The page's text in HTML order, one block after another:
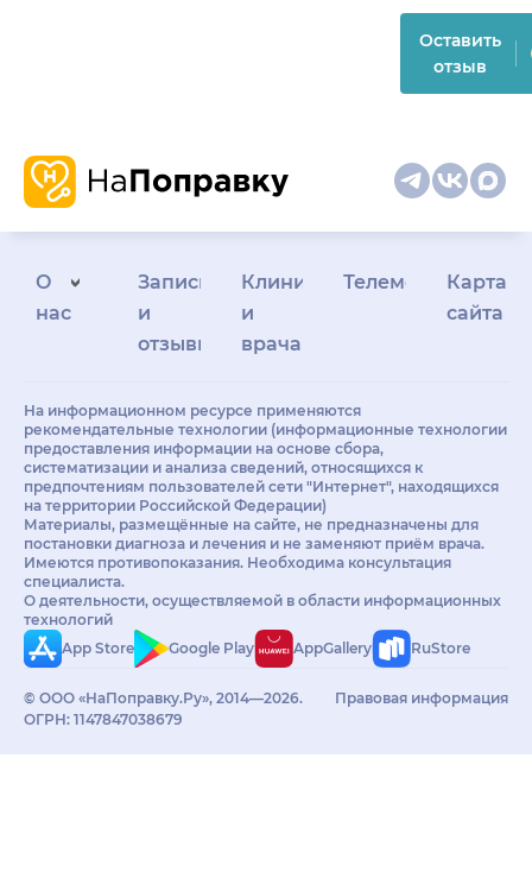
Оставить
отзыв
О
нас
Запись
и
отзывы
Клиникам
и
врачам
Телемедицина
Карта
сайта
На информационном ресурсе применяются
рекомендательные технологии (информационные технологии
предоставления информации на основе сбора,
систематизации и анализа сведений, относящихся к
предпочтениям пользователей сети "Интернет", находящихся
на территории Российской Федерации)
Материалы, размещённые на сайте, не предназначены для
постановки диагноза и лечения и не заменяют приём врача.
Имеются противопоказания. Необходима консультация
специалиста.
О деятельности, осуществляемой в области информационных
технологий
App Store
Google Play AppGallery RuStore
© ООО «НаПоправку.Ру», 2014—2026.
ОГРН: 1147847038679
Правовая информация